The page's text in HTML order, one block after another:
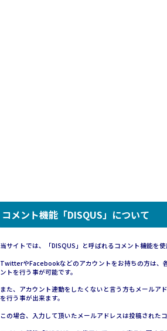
コメント機能「DISQUS」について
当サイトでは、「DISQUS」と呼ばれるコメント機能を使
TwitterやFacebookなどのアカウントをお持ちの方は、
ントを行う事が可能です。
また、アカウント連動をしたくないと言う方もメールア
を行う事が出来ます。
この場合、入力して頂いたメールアドレスは投稿された